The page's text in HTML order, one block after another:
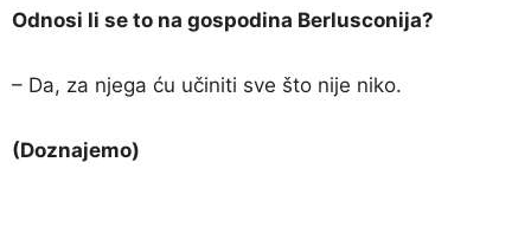
Odnosi li se to na gospodina Berlusconija?
– Da, za njega ću učiniti sve što nije niko.
(Doznajemo)